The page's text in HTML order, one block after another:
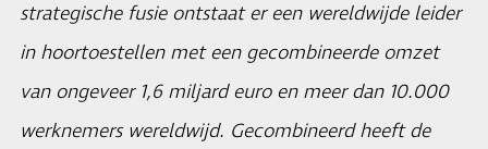
strategische fusie ontstaat er een wereldwijde leider
in hoortoestellen met een gecombineerde omzet
van ongeveer 1,6 miljard euro en meer dan 10.000
werknemers wereldwijd. Gecombineerd heeft de